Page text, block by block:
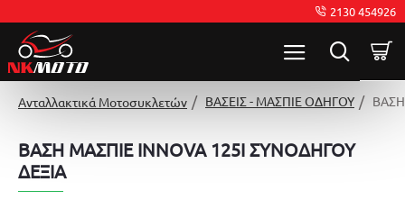
2130 454926
Ανταλλακτικά Μοτοσυκλετών ΒΑΣΕΙΣ - ΜΑΣΠΙΕ ΟΔΗΓΟΥ
ΒΑΣΗ ΜΑΣΠΙΕ INNOVA 125I ΣΥΝΟΔΗΓΟΥ
ΔΕΞΙΑ